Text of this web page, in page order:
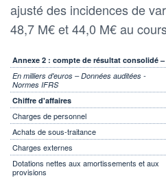
ajusté des incidences de
48,7 M€ et 44,0 M€ au
Annexe 2 : compte de résultat consolidé –
En milliers d'euros – Données auditées -
Normes IFRS
Chiffre d'affaires
Charges de personnel
Achats de sous-traitance
Charges externes
Dotations nettes aux amortissements et aux
provisions